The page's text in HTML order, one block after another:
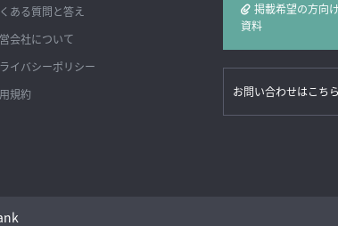
ある質問と答え
会社について
イバシーポリシー
規約
掲載希望の方向
資料
お問い合わせはこちら